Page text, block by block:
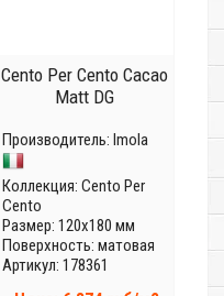
Cento Per Cento Cacao
Matt DG
Производитель: Imola
Коллекция: Cento Per
Cento
Размер: 120x180 мм
Поверхность: матовая
Артикул: 178361